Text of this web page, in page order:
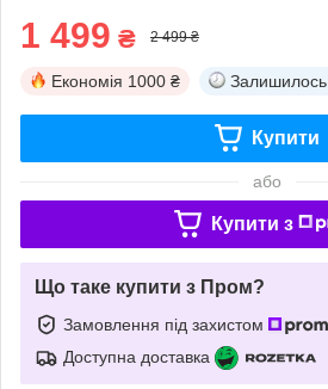
1 499 ₴ 2 499 ₴
Економія 1000 ₴ Залишилось
Купити
або
Купити з
Що таке купити з Пром?
Замовлення під захистом
Доступна доставка